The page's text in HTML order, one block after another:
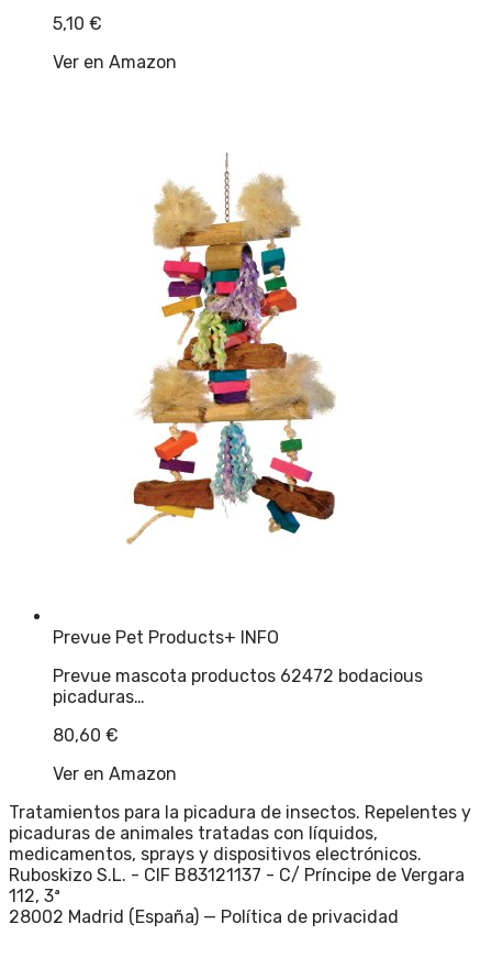
5,10 €
Ver en Amazon
Prevue Pet Products+ INFO
Prevue mascota productos 62472 bodacious
picaduras…
80,60 €
Ver en Amazon
Tratamientos para la picadura de insectos. Repelentes y
picaduras de animales tratadas con líquidos,
medicamentos, sprays y dispositivos electrónicos.
Ruboskizo S.L. - CIF B83121137 - C/ Príncipe de Vergara
112, 3ª
28002 Madrid (España) — Política de privacidad